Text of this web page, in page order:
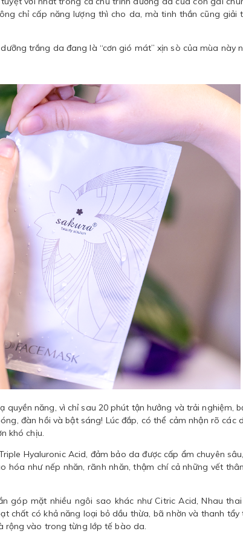
chỉ cấp năng lượng thì cho da, mà tinh thần cũng giải
trắng da đang là “cơn gió mát” xịn sò của mùa này
quyền năng, vì chỉ sau 20 phút tận hưởng và trải nghiệm,
đàn hồi và bật sáng! Lúc đắp, có thể cảm nhận rõ các
khó chịu.
Hyaluronic Acid, đảm bảo da được cấp ẩm chuyên
hóa như nếp nhăn, rãnh nhăn, thậm chí cả những vết
góp mặt nhiều ngôi sao khác như Citric Acid, Nhau
chất có khả năng loại bỏ dầu thừa, bã nhờn và thanh tẩy
rộng vào trong từng lớp tế bào da.